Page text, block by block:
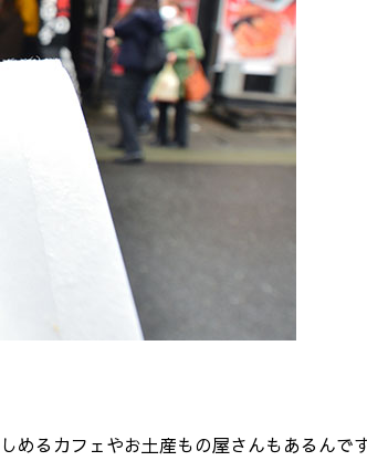
めるカフェやお土産もの屋さんもあるんで